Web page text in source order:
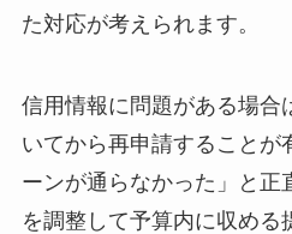
た対応が考えられます。
信用情報に問題がある場合
いてから再申請することが
ーンが通らなかった」と正
を調整して予算内に収める